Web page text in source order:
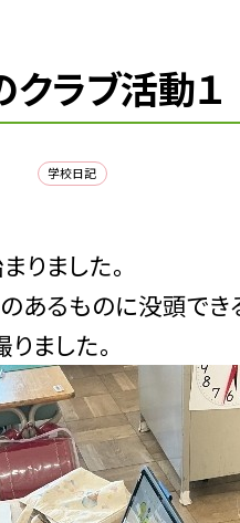
ラブ活動１
学校日記
りました。
あるものに没頭でき
ました。